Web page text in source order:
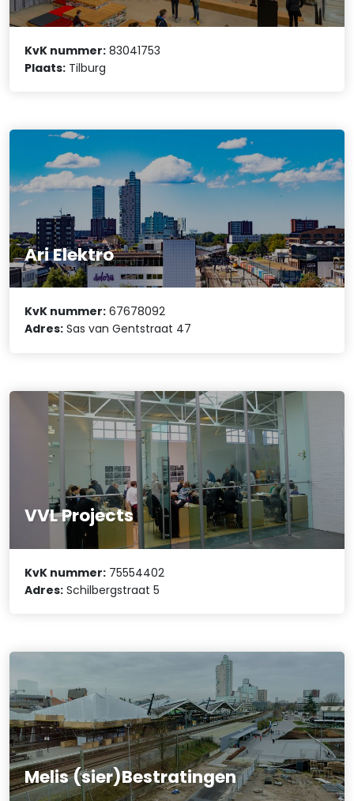
KvK nummer: 83041753
Plaats: Tilburg
Ari Elektro
KvK nummer: 67678092
Adres: Sas van Gentstraat 47
VVL Projects
KvK nummer: 75554402
Adres: Schilbergstraat 5
Melis (sier)Bestratingen